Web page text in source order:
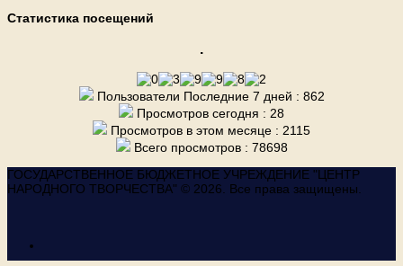
Статистика посещений
.
Пользователи Последние 7 дней : 862
Просмотров сегодня : 28
Просмотров в этом месяце : 2115
Всего просмотров : 78698
ГОСУДАРСТВЕННОЕ БЮДЖЕТНОЕ УЧРЕЖДЕНИЕ "ЦЕНТР
НАРОДНОГО ТВОРЧЕСТВА" © 2026. Все права защищены.